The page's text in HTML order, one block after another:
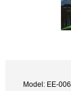
Model: EE-006